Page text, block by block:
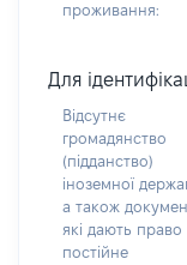
проживання:
Для
Відсутнє
громадянство
(підданство)
іноземної
а також
які дають право
постійне